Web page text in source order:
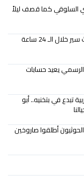
السلوقي كما قصف ليلاً
"التحكم المروري": قتيلان و 6 جرحى في 6 حوادث سير خلال الـ 24 ساعة
يعيد حسابات
تبدع في بتخنيه.. أبو
أطلقوا صاروخين